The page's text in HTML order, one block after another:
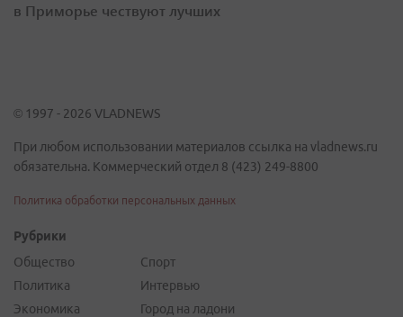
в Приморье чествуют лучших
© 1997 - 2026 VLADNEWS
При любом использовании материалов ссылка на vladnews.ru
обязательна. Коммерческий отдел 8 (423) 249-8800
Политика обработки персональных данных
Рубрики
Общество
Политика
Экономика
Спорт
Интервью
Город на ладони